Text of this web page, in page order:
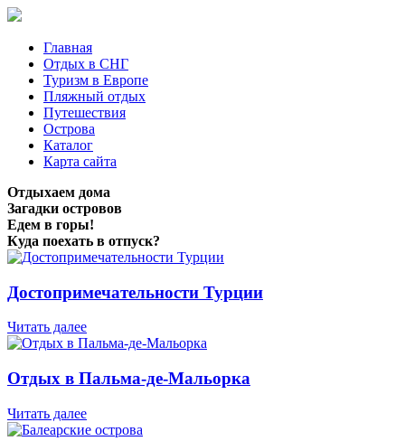
Главная
Отдых в СНГ
Туризм в Европе
Пляжный отдых
Путешествия
Острова
Каталог
Карта сайта
Отдыхаем дома
Загадки островов
Едем в горы!
Куда поехать в отпуск?
Достопримечательности Турции
Читать далее
Отдых в Пальма-де-Мальорка
Читать далее